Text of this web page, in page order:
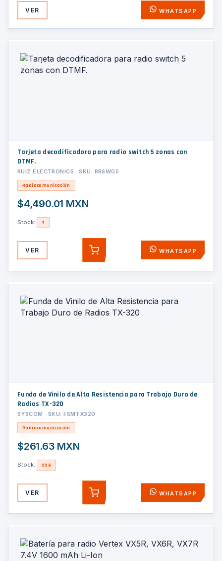
VER WHATSAPP
Tarjeta decodificadora para radio switch 5 zonas con
DTMF.
RUIZ ELECTRONICS · SKU: RRSW05
Radiocomunicación
$4,490.01 MXN
Stock: 7
VER AGREGAR WHATSAPP
Funda de Vinilo de Alta Resistencia para Trabajo Duro de
Radios TX-320
SYSCOM · SKU: FSMTX320
Radiocomunicación
$261.63 MXN
Stock: 339
VER AGREGAR WHATSAPP